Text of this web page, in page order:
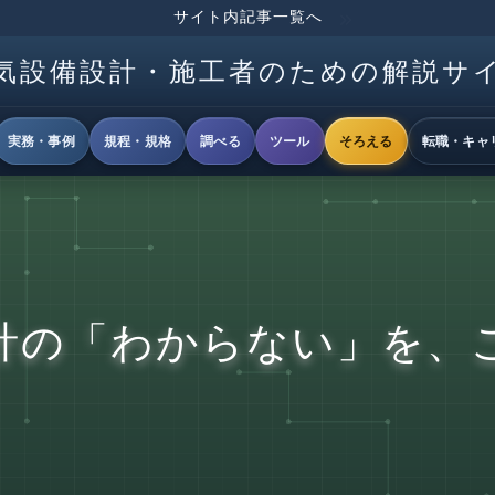
サイト内記事一覧へ
設備設計・施工者のための解説サ
実務・事例 規程・規格 調べる ツール そろえる 転職・キャ
の「わからない」を、